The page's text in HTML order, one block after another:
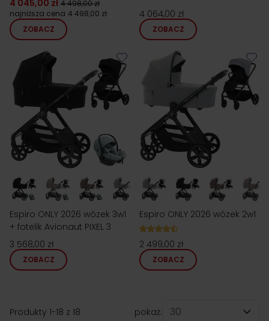
4 045,00 zł 4 498,00 zł
najniższa cena 4 498,00 zł
ZOBACZ
4 064,00 zł
ZOBACZ
Espiro ONLY 2026 wózek 3w1
+ fotelik Avionaut PIXEL 3
3 568,00 zł
ZOBACZ
Espiro ONLY 2026 wózek 2w1
2 499,00 zł
ZOBACZ
Produkty 1-18 z 18
pokaż: